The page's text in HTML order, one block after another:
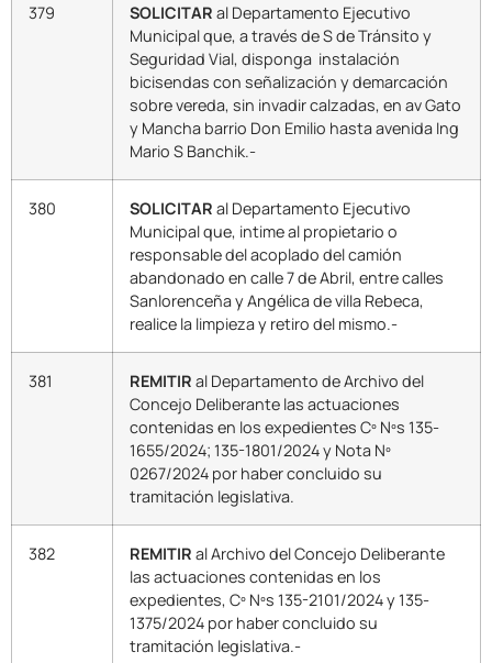
379 SOLICITAR al Departamento Ejecutivo
Municipal que, a través de S de Tránsito y
Seguridad Vial, disponga instalación
bicisendas con señalización y demarcación
sobre vereda, sin invadir calzadas, en av Gato
y Mancha barrio Don Emilio hasta avenida Ing
Mario S Banchik.-
380 SOLICITAR al Departamento Ejecutivo
Municipal que, intime al propietario o
responsable del acoplado del camión
abandonado en calle 7 de Abril, entre calles
Sanlorenceña y Angélica de villa Rebeca,
realice la limpieza y retiro del mismo.-
381 REMITIR al Departamento de Archivo del
Concejo Deliberante las actuaciones
contenidas en los expedientes Cº Nºs 135-
1655/2024; 135-1801/2024 y Nota Nº
0267/2024 por haber concluido su
tramitación legislativa.
382 REMITIR al Archivo del Concejo Deliberante
las actuaciones contenidas en los
expedientes, Cº Nºs 135-2101/2024 y 135-
1375/2024 por haber concluido su
tramitación legislativa.-